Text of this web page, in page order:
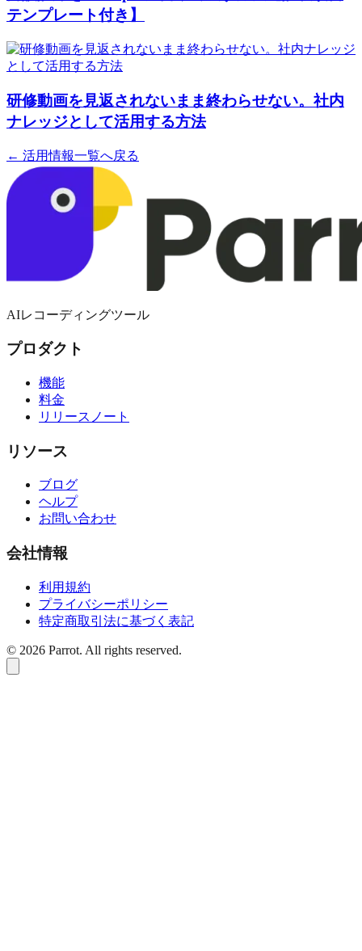
テンプレート付き】
研修動画を見返されないまま終わらせない。社内
ナレッジとして活用する方法
← 活用情報一覧へ戻る
AIレコーディングツール
プロダクト
機能
料金
リリースノート
リソース
ブログ
ヘルプ
お問い合わせ
会社情報
利用規約
プライバシーポリシー
特定商取引法に基づく表記
© 2026 Parrot. All rights reserved.